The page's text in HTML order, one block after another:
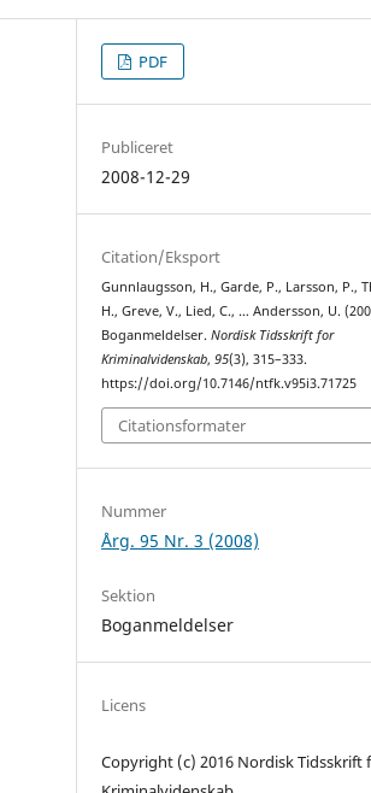
PDF
Publiceret
2008-12-29
Citation/Eksport
Gunnlaugsson, H., Garde, P., Larsson, P.,
H., Greve, V., Lied, C., … Andersson, U.
Boganmeldelser.Nordisk Tidsskrift for
Kriminalvidenskab,95(3), 315–333.
https://doi.org/10.7146/ntfk.v95i3.71725
Citationsformater
Nummer
Årg. 95 Nr. 3 (2008)
Sektion
Boganmeldelser
Licens
Copyright (c) 2016 Nordisk Tidsskrift